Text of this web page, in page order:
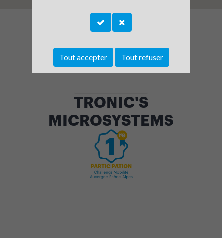
TRONIC'S
MICROSYSTEMS
Tout accepter Tout refuser